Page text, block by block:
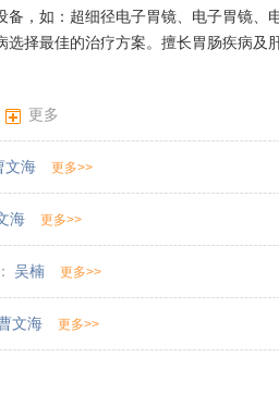
备，如：超细径电子胃镜、电子胃镜
选择最佳的治疗方案。擅长胃肠疾病
更多
文海 更多>>
海 更多>>
吴楠 更多>>
文海 更多>>